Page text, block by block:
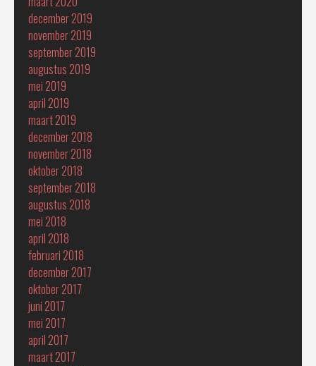
december 2019
november 2019
september 2019
augustus 2019
mei 2019
april 2019
maart 2019
december 2018
november 2018
oktober 2018
september 2018
augustus 2018
mei 2018
april 2018
februari 2018
december 2017
oktober 2017
juni 2017
mei 2017
april 2017
maart 2017